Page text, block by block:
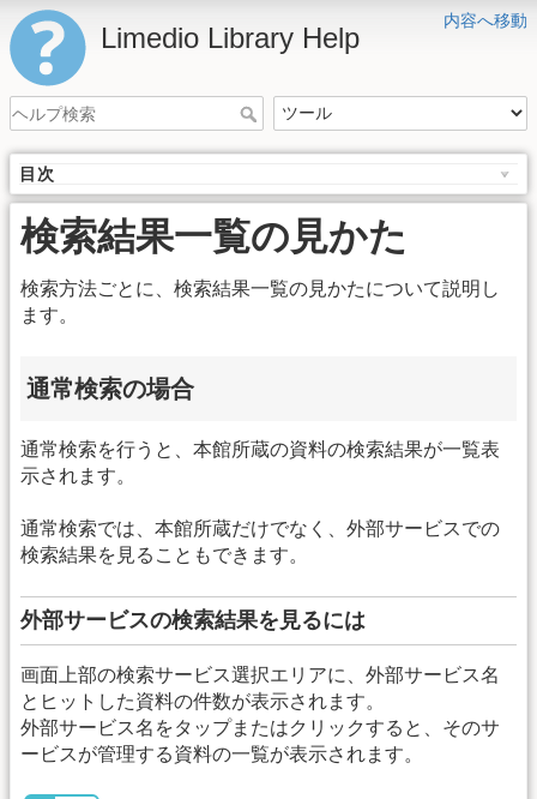
内容へ移動
Limedio Library Help
目次
検索結果一覧の見かた
検索方法ごとに、検索結果一覧の見かたについて説明し
ます。
通常検索の場合
通常検索を行うと、本館所蔵の資料の検索結果が一覧表
示されます。
通常検索では、本館所蔵だけでなく、外部サービスでの
検索結果を見ることもできます。
外部サービスの検索結果を見るには
画面上部の検索サービス選択エリアに、外部サービス名
とヒットした資料の件数が表示されます。
外部サービス名をタップまたはクリックすると、そのサ
ービスが管理する資料の一覧が表示されます。